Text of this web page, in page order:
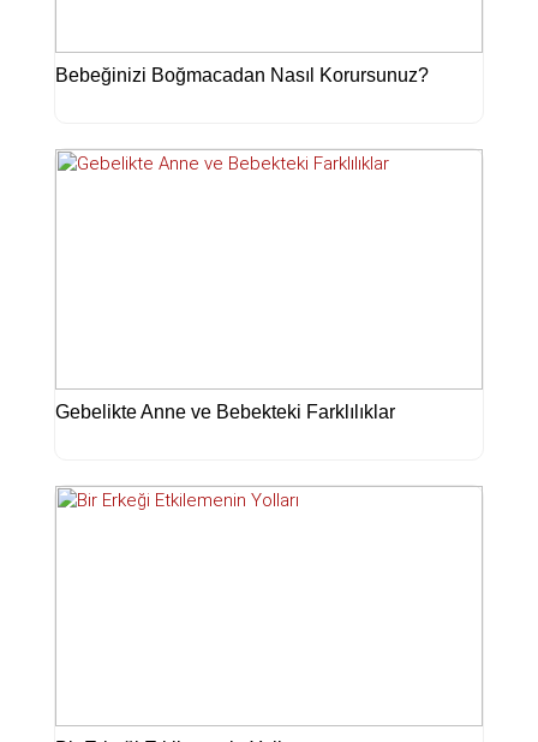
Bebeğinizi Boğmacadan Nasıl Korursunuz?
Gebelikte Anne ve Bebekteki Farklılıklar